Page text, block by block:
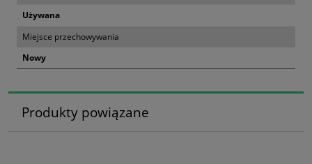
Używana
Miejsce przechowywania
Nowy
Produkty powiązane